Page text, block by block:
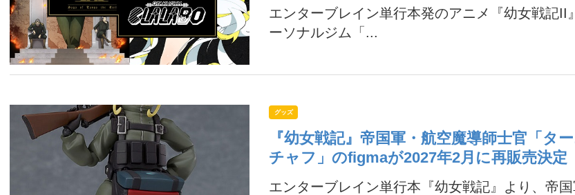
エンターブレイン単行本発のアニメ『幼女戦記II
ーソナルジム「...
グッズ
『幼女戦記』帝国軍・航空魔導師士官「タ
チャフ」のfigmaが2027年2月に再販売決定
エンターブレイン単行本『幼女戦記』より、帝